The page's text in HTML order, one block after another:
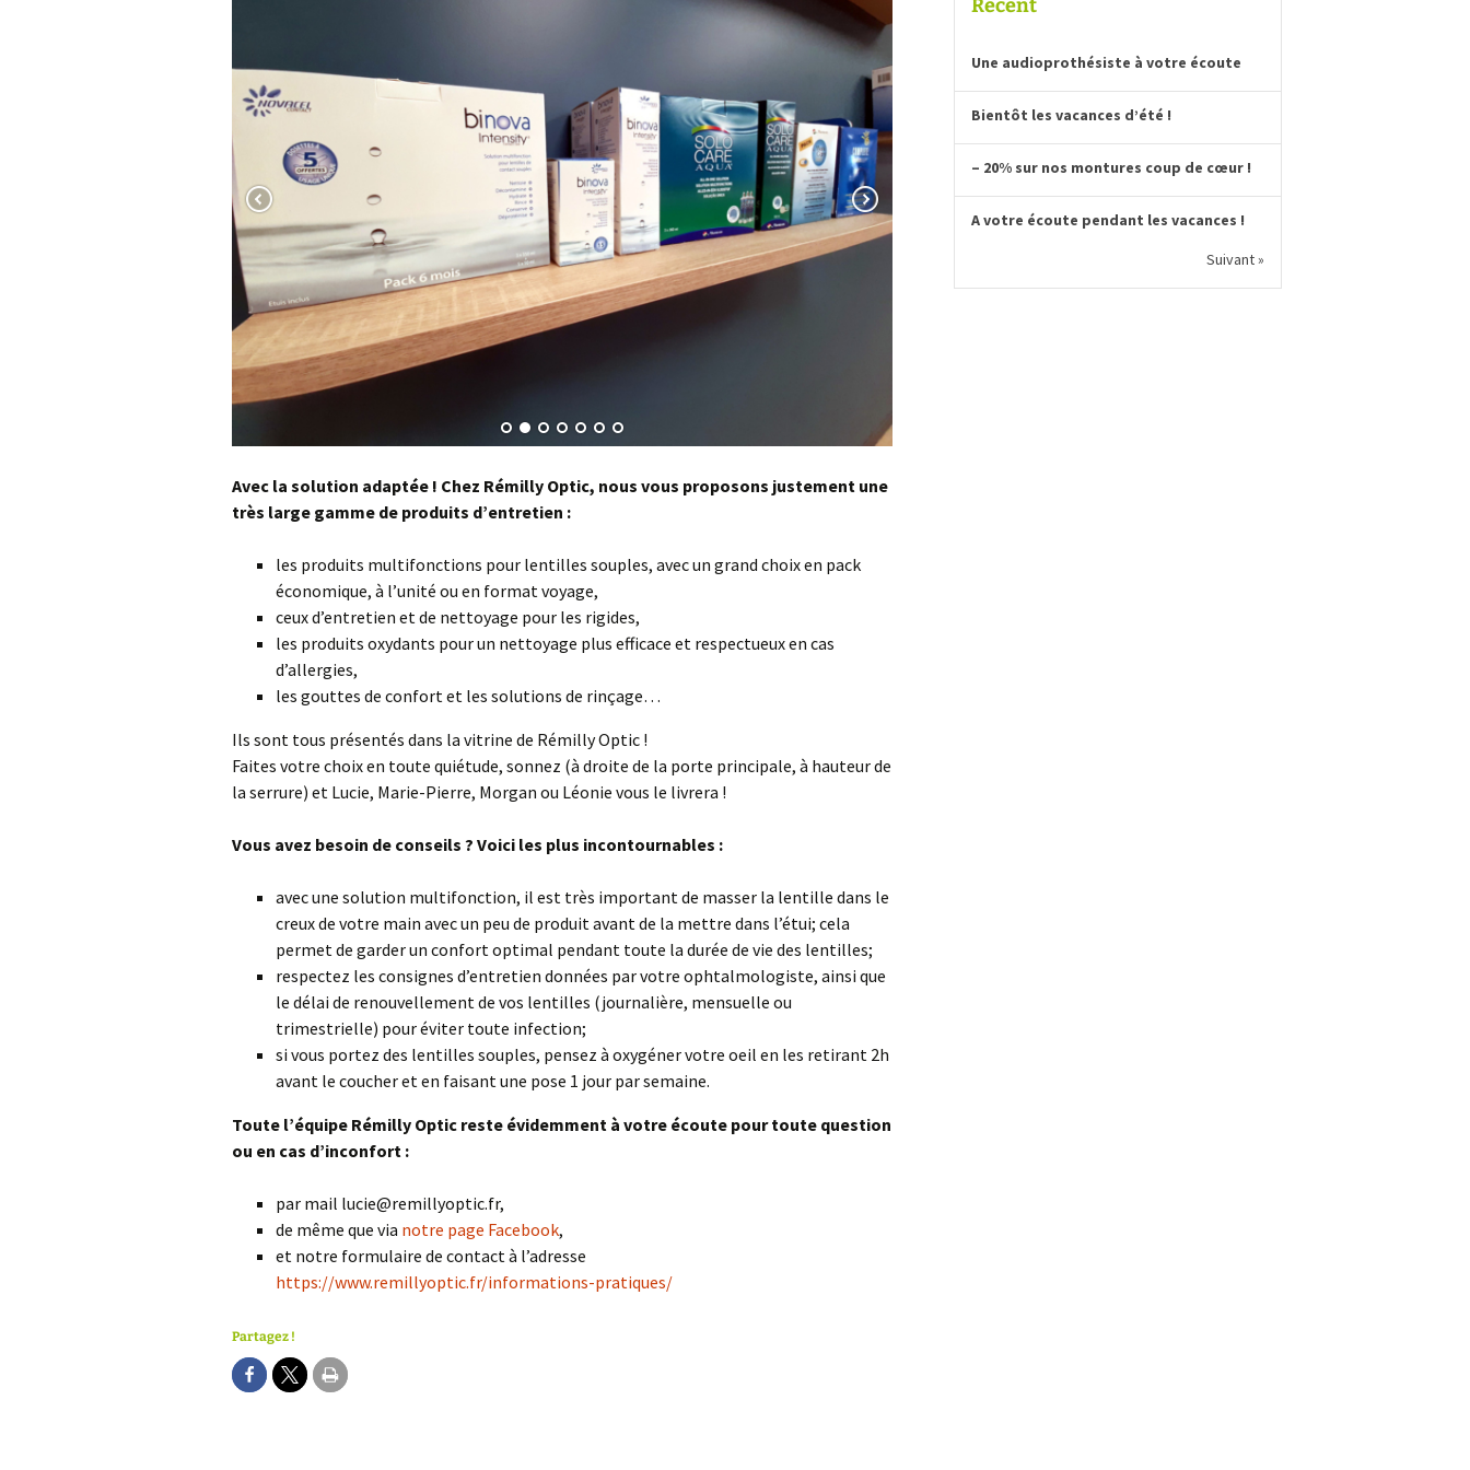
Avec la solution adaptée ! Chez Rémilly Optic, nous vous proposons justement une
très large gamme de produits d’entretien :
les produits multifonctions pour lentilles souples, avec un grand choix en pack
économique, à l’unité ou en format voyage,
ceux d’entretien et de nettoyage pour les rigides,
les produits oxydants pour un nettoyage plus efficace et respectueux en cas
d’allergies,
les gouttes de confort et les solutions de rinçage…
Ils sont tous présentés dans la vitrine de Rémilly Optic !
Faites votre choix en toute quiétude, sonnez (à droite de la porte principale, à hauteur de
la serrure) et Lucie, Marie-Pierre, Morgan ou Léonie vous le livrera !
Vous avez besoin de conseils ? Voici les plus incontournables :
avec une solution multifonction, il est très important de masser la lentille dans le
creux de votre main avec un peu de produit avant de la mettre dans l’étui; cela
permet de garder un confort optimal pendant toute la durée de vie des lentilles;
respectez les consignes d’entretien données par votre ophtalmologiste, ainsi que
le délai de renouvellement de vos lentilles (journalière, mensuelle ou
trimestrielle) pour éviter toute infection;
si vous portez des lentilles souples, pensez à oxygéner votre oeil en les retirant 2h
avant le coucher et en faisant une pose 1 jour par semaine.
Toute l’équipe Rémilly Optic reste évidemment à votre écoute pour toute question
ou en cas d’inconfort :
par mail lucie@remillyoptic.fr,
de même que via notre page Facebook,
et notre formulaire de contact à l’adresse
https://www.remillyoptic.fr/informations-pratiques/
Partagez !
Récent
Une audioprothésiste à votre écoute
Bientôt les vacances d’été !
– 20% sur nos montures coup de cœur !
A votre écoute pendant les vacances !
Suivant »